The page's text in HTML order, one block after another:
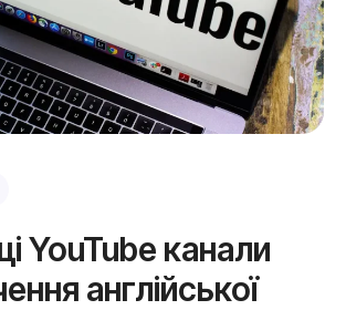
YouTube канали
англійської